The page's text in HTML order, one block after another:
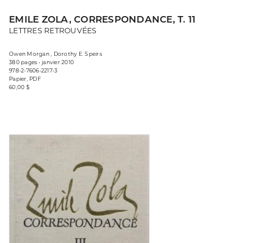
EMILE ZOLA, CORRESPONDANCE, T. 11
LETTRES RETROUVÉES
Owen Morgan , Dorothy E. Speirs
380 pages • janvier 2010
978-2-7606-2217-3
Papier, PDF
60,00 $